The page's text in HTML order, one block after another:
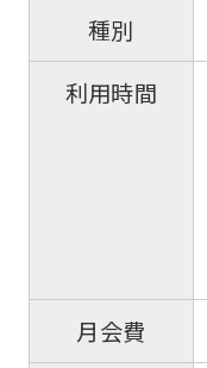
種別
利用時間
月会費